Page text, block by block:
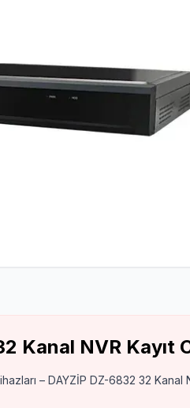
Kanal NVR Kayıt
– DAYZİP DZ-6832 32 Kanal